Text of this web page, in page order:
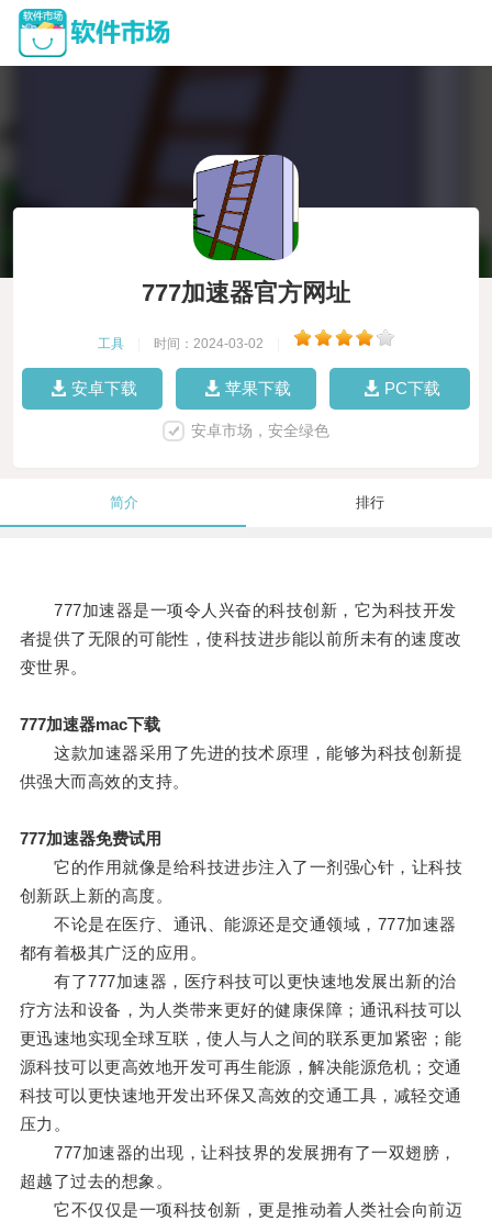
777加速器官方网址
工具 时间：2024-03-02
安卓下载 苹果下载 PC下载
安卓市场，安全绿色
简介 排行
777加速器是一项令人兴奋的科技创新，它为科技开发
者提供了无限的可能性，使科技进步能以前所未有的速度改
变世界。
777加速器mac下载
这款加速器采用了先进的技术原理，能够为科技创新提
供强大而高效的支持。
777加速器免费试用
它的作用就像是给科技进步注入了一剂强心针，让科技
创新跃上新的高度。
不论是在医疗、通讯、能源还是交通领域，777加速器
都有着极其广泛的应用。
有了777加速器，医疗科技可以更快速地发展出新的治
疗方法和设备，为人类带来更好的健康保障；通讯科技可以
更迅速地实现全球互联，使人与人之间的联系更加紧密；能
源科技可以更高效地开发可再生能源，解决能源危机；交通
科技可以更快速地开发出环保又高效的交通工具，减轻交通
压力。
777加速器的出现，让科技界的发展拥有了一双翅膀，
超越了过去的想象。
它不仅仅是一项科技创新，更是推动着人类社会向前迈